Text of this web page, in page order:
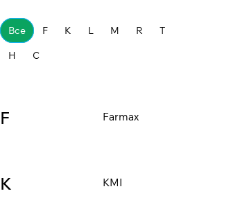
Все F K L M R
T
Н
С
F Farmax
K KMI